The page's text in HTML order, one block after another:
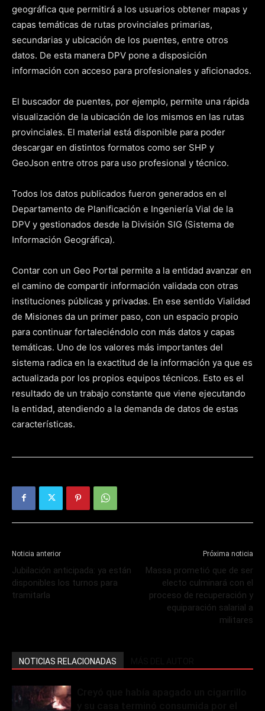
geográfica que permitirá a los usuarios obtener mapas y
capas temáticas de rutas provinciales primarias,
secundarias y ubicación de los puentes, entre otros
datos. De esta manera DPV pone a disposición
información con acceso para profesionales y aficionados.
El buscador de puentes, por ejemplo, permite una rápida
visualización de la ubicación de los mismos en las rutas
provinciales. El material está disponible para poder
descargar en distintos formatos como ser SHP y
GeoJson entre otros para uso profesional y técnico.
Todos los datos publicados fueron generados en el
Departamento de Planificación e Ingeniería Vial de la
DPV y gestionados desde la División SIG (Sistema de
Información Geográfica).
Contar con un Geo Portal permite a la entidad avanzar en
el camino de compartir información validada con otras
instituciones públicas y privadas. En ese sentido Vialidad
de Misiones da un primer paso, con un espacio propio
para continuar fortaleciéndolo con más datos y capas
temáticas. Uno de los valores más importantes del
sistema radica en la exactitud de la información ya que es
actualizada por los propios equipos técnicos. Esto es el
resultado de un trabajo constante que viene ejecutando
la entidad, atendiendo a la demanda de datos de estas
características.
Noticia anterior
Jubilación anticipada: ya están
disponibles los turnos para
tramitarla
Próxima noticia
Massa prometió que de ser
electo culminará con el
proceso de recuperación y
equiparación salarial a
militares
NOTICIAS RELACIONADAS